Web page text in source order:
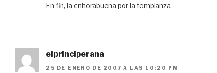
En fin, la enhorabuena por la templanza.
elprinciperana
25 DE ENERO DE 2007 A LAS 10:20 PM